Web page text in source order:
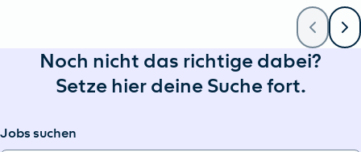
Noch nicht das richtige dabei?
Setze hier deine Suche fort.
Jobs suchen